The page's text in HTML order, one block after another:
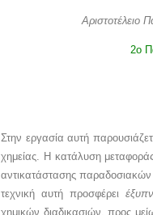
Αριστοτέλειο
2ο
Στην εργασία αυτή
χημείας. Η κατάλυση
αντικατάστασης παραδοσιακών
τεχνική αυτή προσφέρει
χημικών διαδικασιών, προς